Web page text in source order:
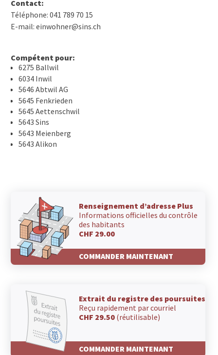
Contact:
Téléphone: 041 789 70 15
E-mail: einwohner@sins.ch
Compétent pour:
6275 Ballwil
6034 Inwil
5646 Abtwil AG
5645 Fenkrieden
5645 Aettenschwil
5643 Sins
5643 Meienberg
5643 Alikon
Renseignement d’adresse Plus
Informations officielles du contrôle
des habitants
CHF 29.00
COMMANDER MAINTENANT
Extrait du registre des poursuites
Reçu rapidement par courriel
CHF 29.50 (réutilisable)
COMMANDER MAINTENANT